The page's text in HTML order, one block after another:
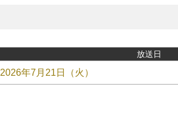
放送日
2026年7月21日（火）